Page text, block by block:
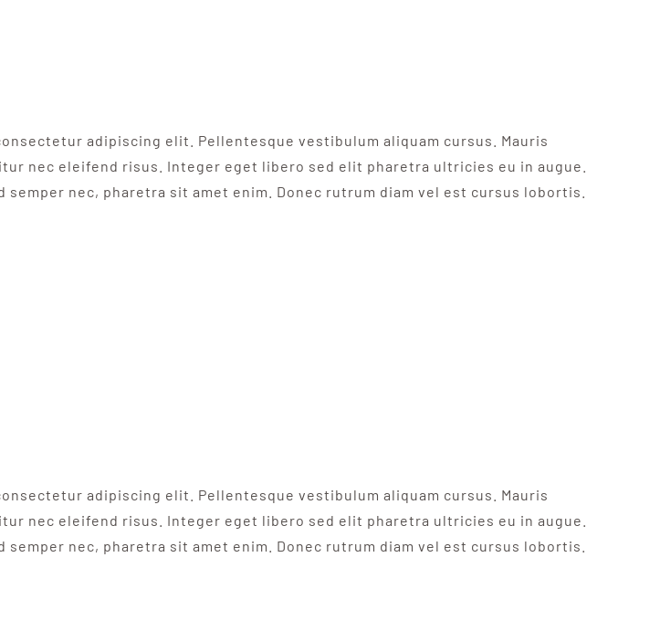
adipiscing elit. Pellentesque vestibulum aliquam cursus. Mauris
nec eleifend risus. Integer eget libero sed elit pharetra ultricies eu in augue.
nec, pharetra sit amet enim. Donec rutrum diam vel est cursus lobortis.
adipiscing elit. Pellentesque vestibulum aliquam cursus. Mauris
nec eleifend risus. Integer eget libero sed elit pharetra ultricies eu in augue.
nec, pharetra sit amet enim. Donec rutrum diam vel est cursus lobortis.